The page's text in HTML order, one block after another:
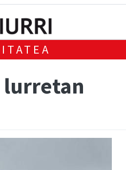
lurretan